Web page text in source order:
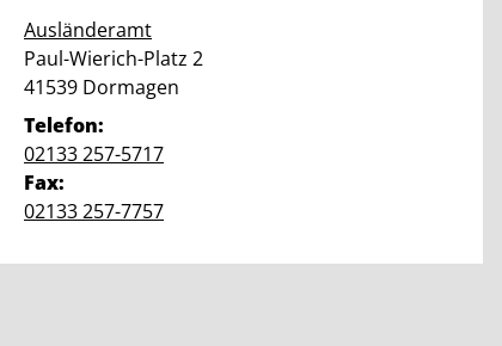
Ausländeramt
Straße:
Paul-Wierich-Platz Hausnummer:
2
PLZ:
41539 Ort:
Dormagen
Telefon:
02133 257-5717
Fax:
02133 257-7757